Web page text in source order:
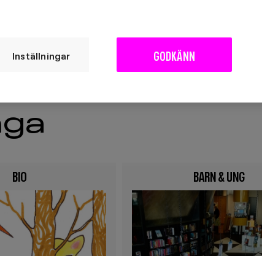
BIO BARN & UNG
Image
Inställningar GODKÄNN